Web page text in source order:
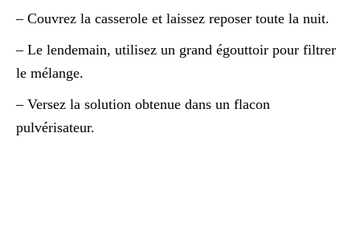
– Couvrez la casserole et laissez reposer toute la nuit.
– Le lendemain, utilisez un grand égouttoir pour filtrer
le mélange.
– Versez la solution obtenue dans un flacon
pulvérisateur.